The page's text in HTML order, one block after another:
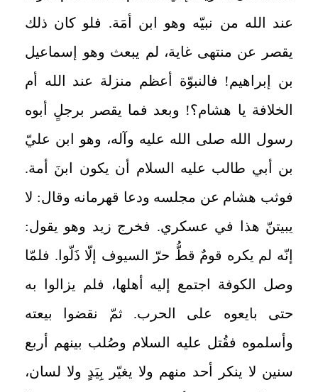
عند الله من نبيّه وهو ابن أمَة. فلو كان ذلك
يقصر عن منتهى غاية، لم يبعث وهو إسماعيل
بن إبراهيم! فالنبوّة أعظم منزلة عند الله أم
الخلافة يا هشام؟! وبعد فما يقصر برجلٍ أبوه
رسول الله صلى الله عليه وآله، وهو ابن عليّ
بن أبي طالب عليه السلام أن يكون ابنَ أمة.
فوثب هشام عن مجلسه ودعا قهرمانه وقال: لا
يبيتنّ هذا في عسكري. فخرج زيد وهو يقول:
إنّه لم يكره قومٌ قطُّ حرّ السيوف إلّا ذَلّوا. فلمّا
وصل الكوفة اجتمع إليه أهلها، فلم يزالوا به
حتى بايعوه على الحرب. ثمّ نقضوا بيعته
وأسلموه فقُتل عليه السلام وصُلب بينهم أربع
سنين لا ينكر أحد منهم ولا يغيّر بِيَدٍ ولا لسان،